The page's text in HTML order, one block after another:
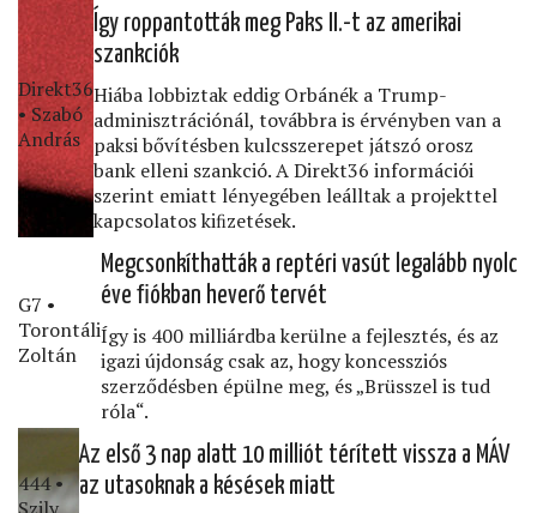
Direkt36
• Szabó
András
Így roppantották meg Paks II.-t az amerikai
szankciók
Hiába lobbiztak eddig Orbánék a Trump-
adminisztrációnál, továbbra is érvényben van a
paksi bővítésben kulcsszerepet játszó orosz
bank elleni szankció. A Direkt36 információi
szerint emiatt lényegében leálltak a projekttel
kapcsolatos kiﬁzetések.
G7 •
Torontáli
Zoltán
Megcsonkíthatták a reptéri vasút legalább nyolc
éve ﬁókban heverő tervét
Így is 400 milliárdba kerülne a fejlesztés, és az
igazi újdonság csak az, hogy koncessziós
szerződésben épülne meg, és „Brüsszel is tud
róla“.
444 •
Szily
Az első 3 nap alatt 10 milliót térített vissza a MÁV
az utasoknak a késések miatt